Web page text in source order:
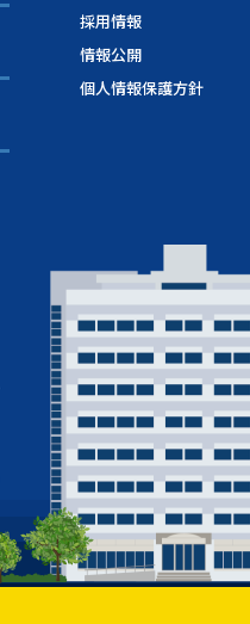
採用情報
情報公開
個人情報保護方針